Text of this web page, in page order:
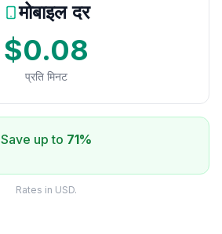
मोबाइल दर
$0.08
प्रति मिनट
Save up to 71%
Rates in USD.